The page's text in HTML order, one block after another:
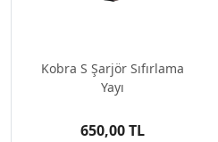
Kobra S Şarjör Sıfırlama
Yayı
650,00 TL